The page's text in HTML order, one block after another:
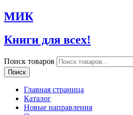
МИК
Книги для всех!
Поиск товаров
Поиск
Главная страница
Каталог
Новые направления